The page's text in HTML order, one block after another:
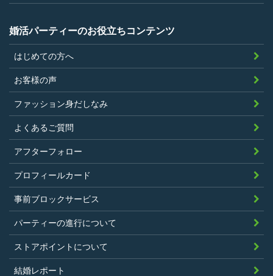
婚活パーティーのお役立ちコンテンツ
はじめての方へ
お客様の声
ファッション身だしなみ
よくあるご質問
アフターフォロー
プロフィールカード
事前ブロックサービス
パーティーの進行について
ストアポイントについて
結婚レポート